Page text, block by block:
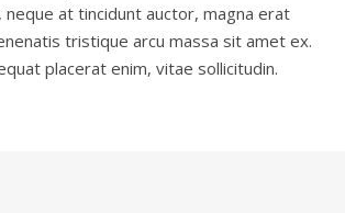
neque at tincidunt auctor, magna erat
tristique arcu massa sit amet ex.
placerat enim, vitae sollicitudin.